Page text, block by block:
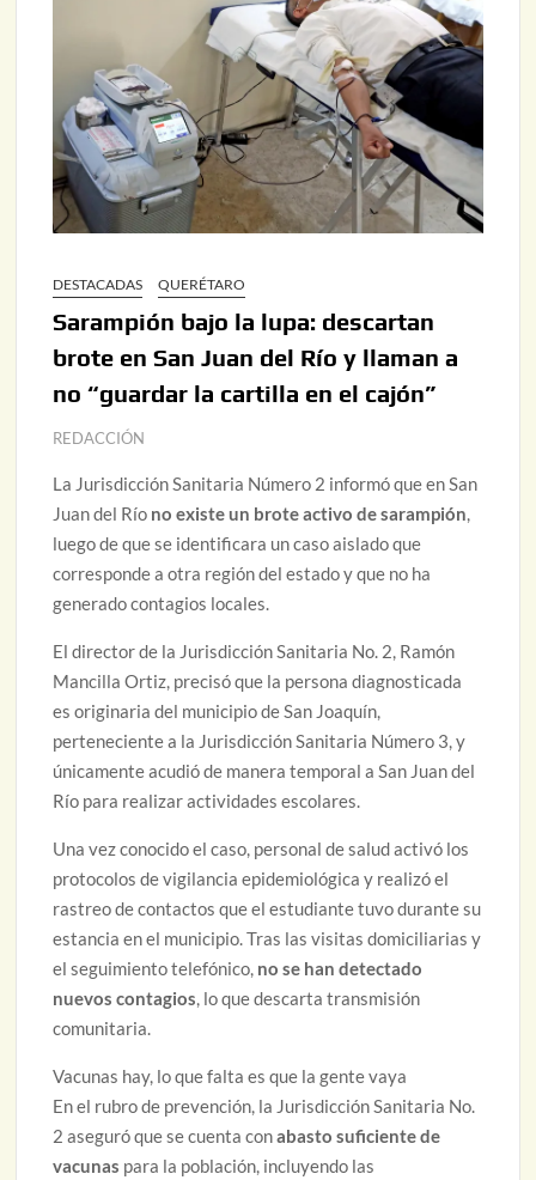
DESTACADAS QUERÉTARO
Sarampión bajo la lupa: descartan
brote en San Juan del Río y llaman a
no “guardar la cartilla en el cajón”
REDACCIÓN
La Jurisdicción Sanitaria Número 2 informó que en San
Juan del Río no existe un brote activo de sarampión,
luego de que se identificara un caso aislado que
corresponde a otra región del estado y que no ha
generado contagios locales.
El director de la Jurisdicción Sanitaria No. 2, Ramón
Mancilla Ortiz, precisó que la persona diagnosticada
es originaria del municipio de San Joaquín,
perteneciente a la Jurisdicción Sanitaria Número 3, y
únicamente acudió de manera temporal a San Juan del
Río para realizar actividades escolares.
Una vez conocido el caso, personal de salud activó los
protocolos de vigilancia epidemiológica y realizó el
rastreo de contactos que el estudiante tuvo durante su
estancia en el municipio. Tras las visitas domiciliarias y
el seguimiento telefónico, no se han detectado
nuevos contagios, lo que descarta transmisión
comunitaria.
Vacunas hay, lo que falta es que la gente vaya
En el rubro de prevención, la Jurisdicción Sanitaria No.
2 aseguró que se cuenta conabasto suficiente de
vacunas para la población, incluyendo las